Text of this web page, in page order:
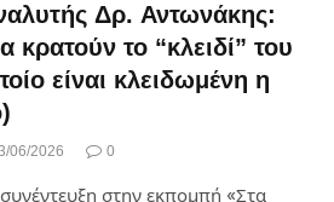
Δρ. Αντωνάκης:
το “κλειδί” του
είναι κλειδωμένη η
06/2026 0
στην εκπομπή «Στα